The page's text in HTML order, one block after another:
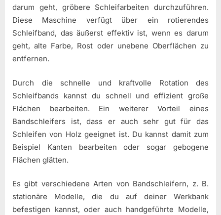
darum geht, gröbere Schleifarbeiten durchzuführen.
Diese Maschine verfügt über ein rotierendes
Schleifband, das äußerst effektiv ist, wenn es darum
geht, alte Farbe, Rost oder unebene Oberflächen zu
entfernen.
Durch die schnelle und kraftvolle Rotation des
Schleifbands kannst du schnell und effizient große
Flächen bearbeiten. Ein weiterer Vorteil eines
Bandschleifers ist, dass er auch sehr gut für das
Schleifen von Holz geeignet ist. Du kannst damit zum
Beispiel Kanten bearbeiten oder sogar gebogene
Flächen glätten.
Es gibt verschiedene Arten von Bandschleifern, z. B.
stationäre Modelle, die du auf deiner Werkbank
befestigen kannst, oder auch handgeführte Modelle,